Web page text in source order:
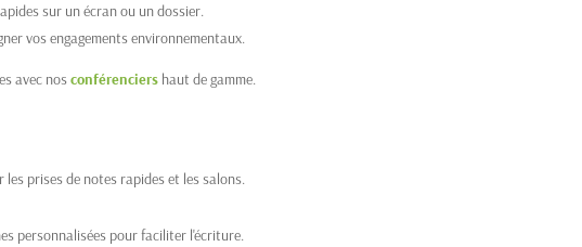
sur un écran ou un dossier.
vos engagements environnementaux.
avec nosconférenciers haut de gamme.
prises de notes rapides et les salons.
personnalisées pour faciliter l'écriture.